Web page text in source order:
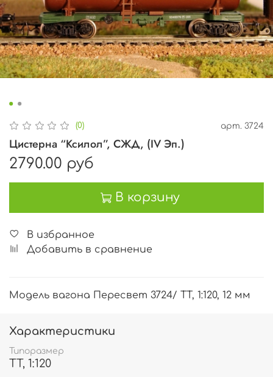
(0) арт. 3724
Цистерна “Ксилол”, СЖД, (IV Эп.)
2790.00 руб
В корзину
В избранное
Добавить в сравнение
Модель вагона Пересвет 3724/ TT, 1:120, 12 мм
Характеристики
Типоразмер
TT, 1:120